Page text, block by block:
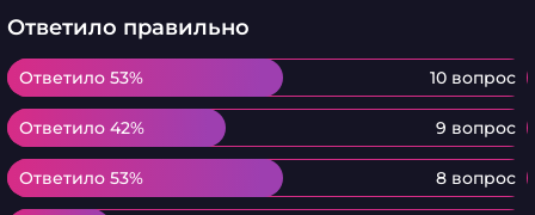
Ответило правильно
Ответило 53% 10 вопрос
Ответило 53%
Ответило 42% 9 вопрос
Ответило 42%
Ответило 53% 8 вопрос
Ответило 53%